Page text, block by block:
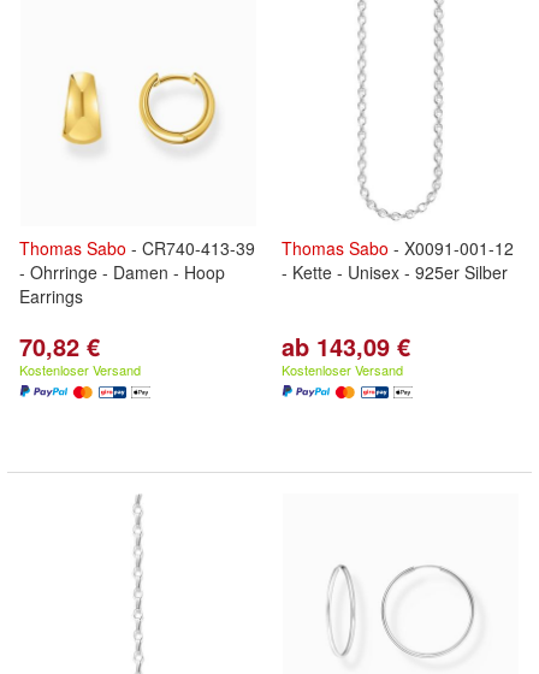
Thomas Sabo - CR740-413-39
- Ohrringe - Damen - Hoop
Earrings
70,82 €
Kostenloser Versand
Thomas Sabo - X0091-001-12
- Kette - Unisex - 925er Silber
ab 143,09 €
Kostenloser Versand